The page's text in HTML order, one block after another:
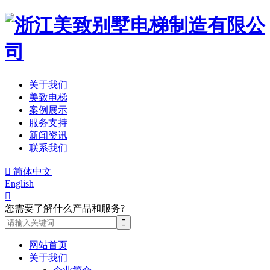
关于我们
美致电梯
案例展示
服务支持
新闻资讯
联系我们
 简体中文
English

您需要了解什么产品和服务?
网站首页
关于我们